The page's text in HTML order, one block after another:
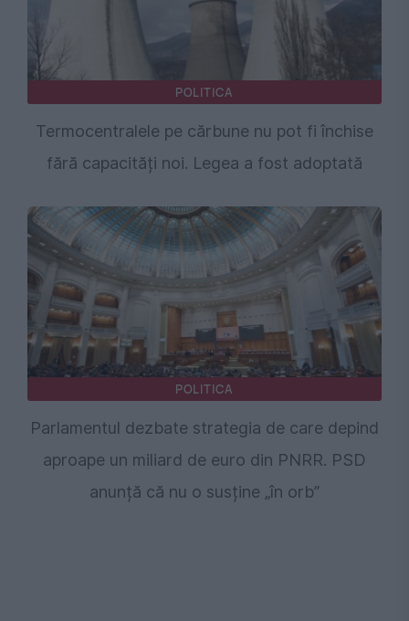
POLITICA
Termocentralele pe cărbune nu pot fi închise
fără capacități noi. Legea a fost adoptată
POLITICA
Parlamentul dezbate strategia de care depind
aproape un miliard de euro din PNRR. PSD
anunță că nu o susține „în orb”